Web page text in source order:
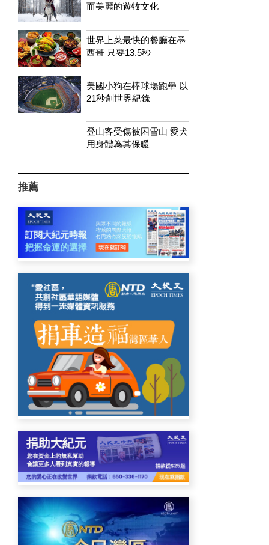
而美麗的遊牧文化
世界上菜最快的餐廳在墨
西哥 只要13.5秒
美國小狗在棒球場跑壘 以
21秒創世界紀錄
登山客受傷被困雪山 愛犬
用身體為其保暖
推薦